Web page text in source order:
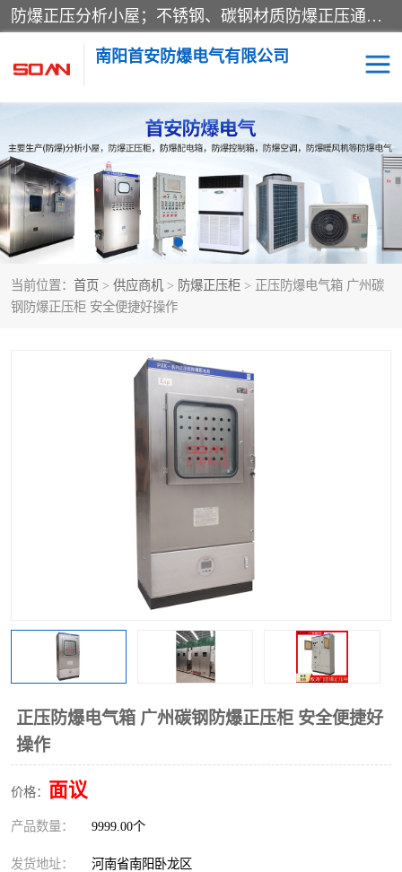
防爆正压分析小屋；不锈钢、碳钢材质防爆正压通风柜，分上下、左右、外挂三种款式；立式、挂式防爆配电柜体；不锈钢、碳钢防爆变频、磁力、星三角启动器；不锈钢、碳钢、铸铝防爆控制箱柜；可操作按键、多块式防爆仪表箱；多材质防爆接线箱；台式防爆电脑、防爆监视器。产品适配石油、化工、煤炭、电力、纺织、酿酒、航天、铁路、冶金、船舶、消防、市政等多行业工况使用。
南阳首安防爆电气有限公司
当前位置： 首页 > 供应商机 > 防爆正压柜 > 正压防爆电气箱 广州碳
钢防爆正压柜 安全便捷好操作
正压防爆电气箱 广州碳钢防爆正压柜 安全便捷好
操作
价格： 面议
产品数量： 9999.00个
发货地址： 河南省南阳卧龙区
防爆小屋 防爆正压柜
防爆空调 防爆配电箱
防爆控制箱 防爆接线箱
防爆操作柱 防爆监视显示器